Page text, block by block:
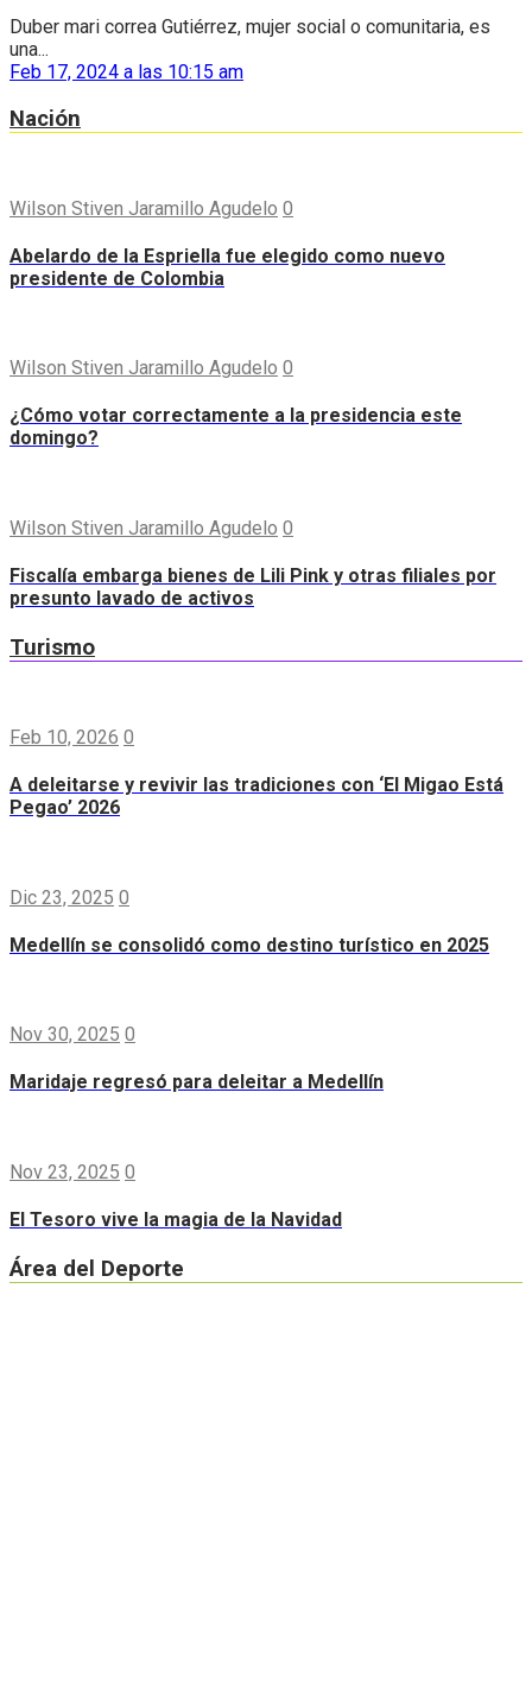
Duber mari correa Gutiérrez, mujer social o comunitaria, es
una...
Feb 17, 2024 a las 10:15 am
Nación
Wilson Stiven Jaramillo Agudelo 0
Abelardo de la Espriella fue elegido como nuevo
presidente de Colombia
Wilson Stiven Jaramillo Agudelo 0
¿Cómo votar correctamente a la presidencia este
domingo?
Wilson Stiven Jaramillo Agudelo 0
Fiscalía embarga bienes de Lili Pink y otras filiales por
presunto lavado de activos
Turismo
Feb 10, 2026 0
A deleitarse y revivir las tradiciones con ‘El Migao Está
Pegao’ 2026
Dic 23, 2025 0
Medellín se consolidó como destino turístico en 2025
Nov 30, 2025 0
Maridaje regresó para deleitar a Medellín
Nov 23, 2025 0
El Tesoro vive la magia de la Navidad
Área del Deporte